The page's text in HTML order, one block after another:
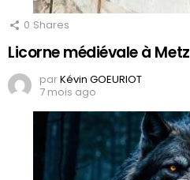
0 Shares
Licorne médiévale à Metz
parKévin GOEURIOT
7 mois ago